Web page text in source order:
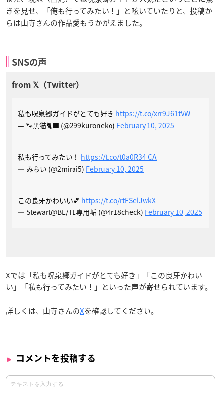
きを見せ、「俺も行ってみたい！」と呟いていたりと、投稿か
らは山寺さんの作品愛もうかがえました。
SNSの声
私も呪泉郷ガイドがとても好き https://t.co/xrr9J61tVW
— 🐾黒猫🐈‍⬛ (@299kuroneko) February 10, 2025
私も行ってみたい！ https://t.co/t0a0R34ICA
— みらい (@2mirai5) February 10, 2025
この良牙かわいい💕 https://t.co/rtFSelJwkX
— Stewart@BL/TL専用垢 (@4r18check) February 10, 2025
Xでは「私も呪泉郷ガイドがとても好き」「この良牙かわい
い」「私も行ってみたい！」といった声が寄せられています。
詳しくは、山寺さんのXを確認してください。
コメントを投稿する